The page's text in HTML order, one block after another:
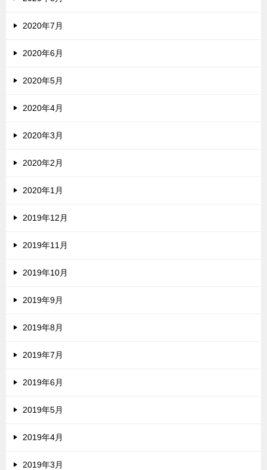
2020年7月
2020年6月
2020年5月
2020年4月
2020年3月
2020年2月
2020年1月
2019年12月
2019年11月
2019年10月
2019年9月
2019年8月
2019年7月
2019年6月
2019年5月
2019年4月
2019年3月